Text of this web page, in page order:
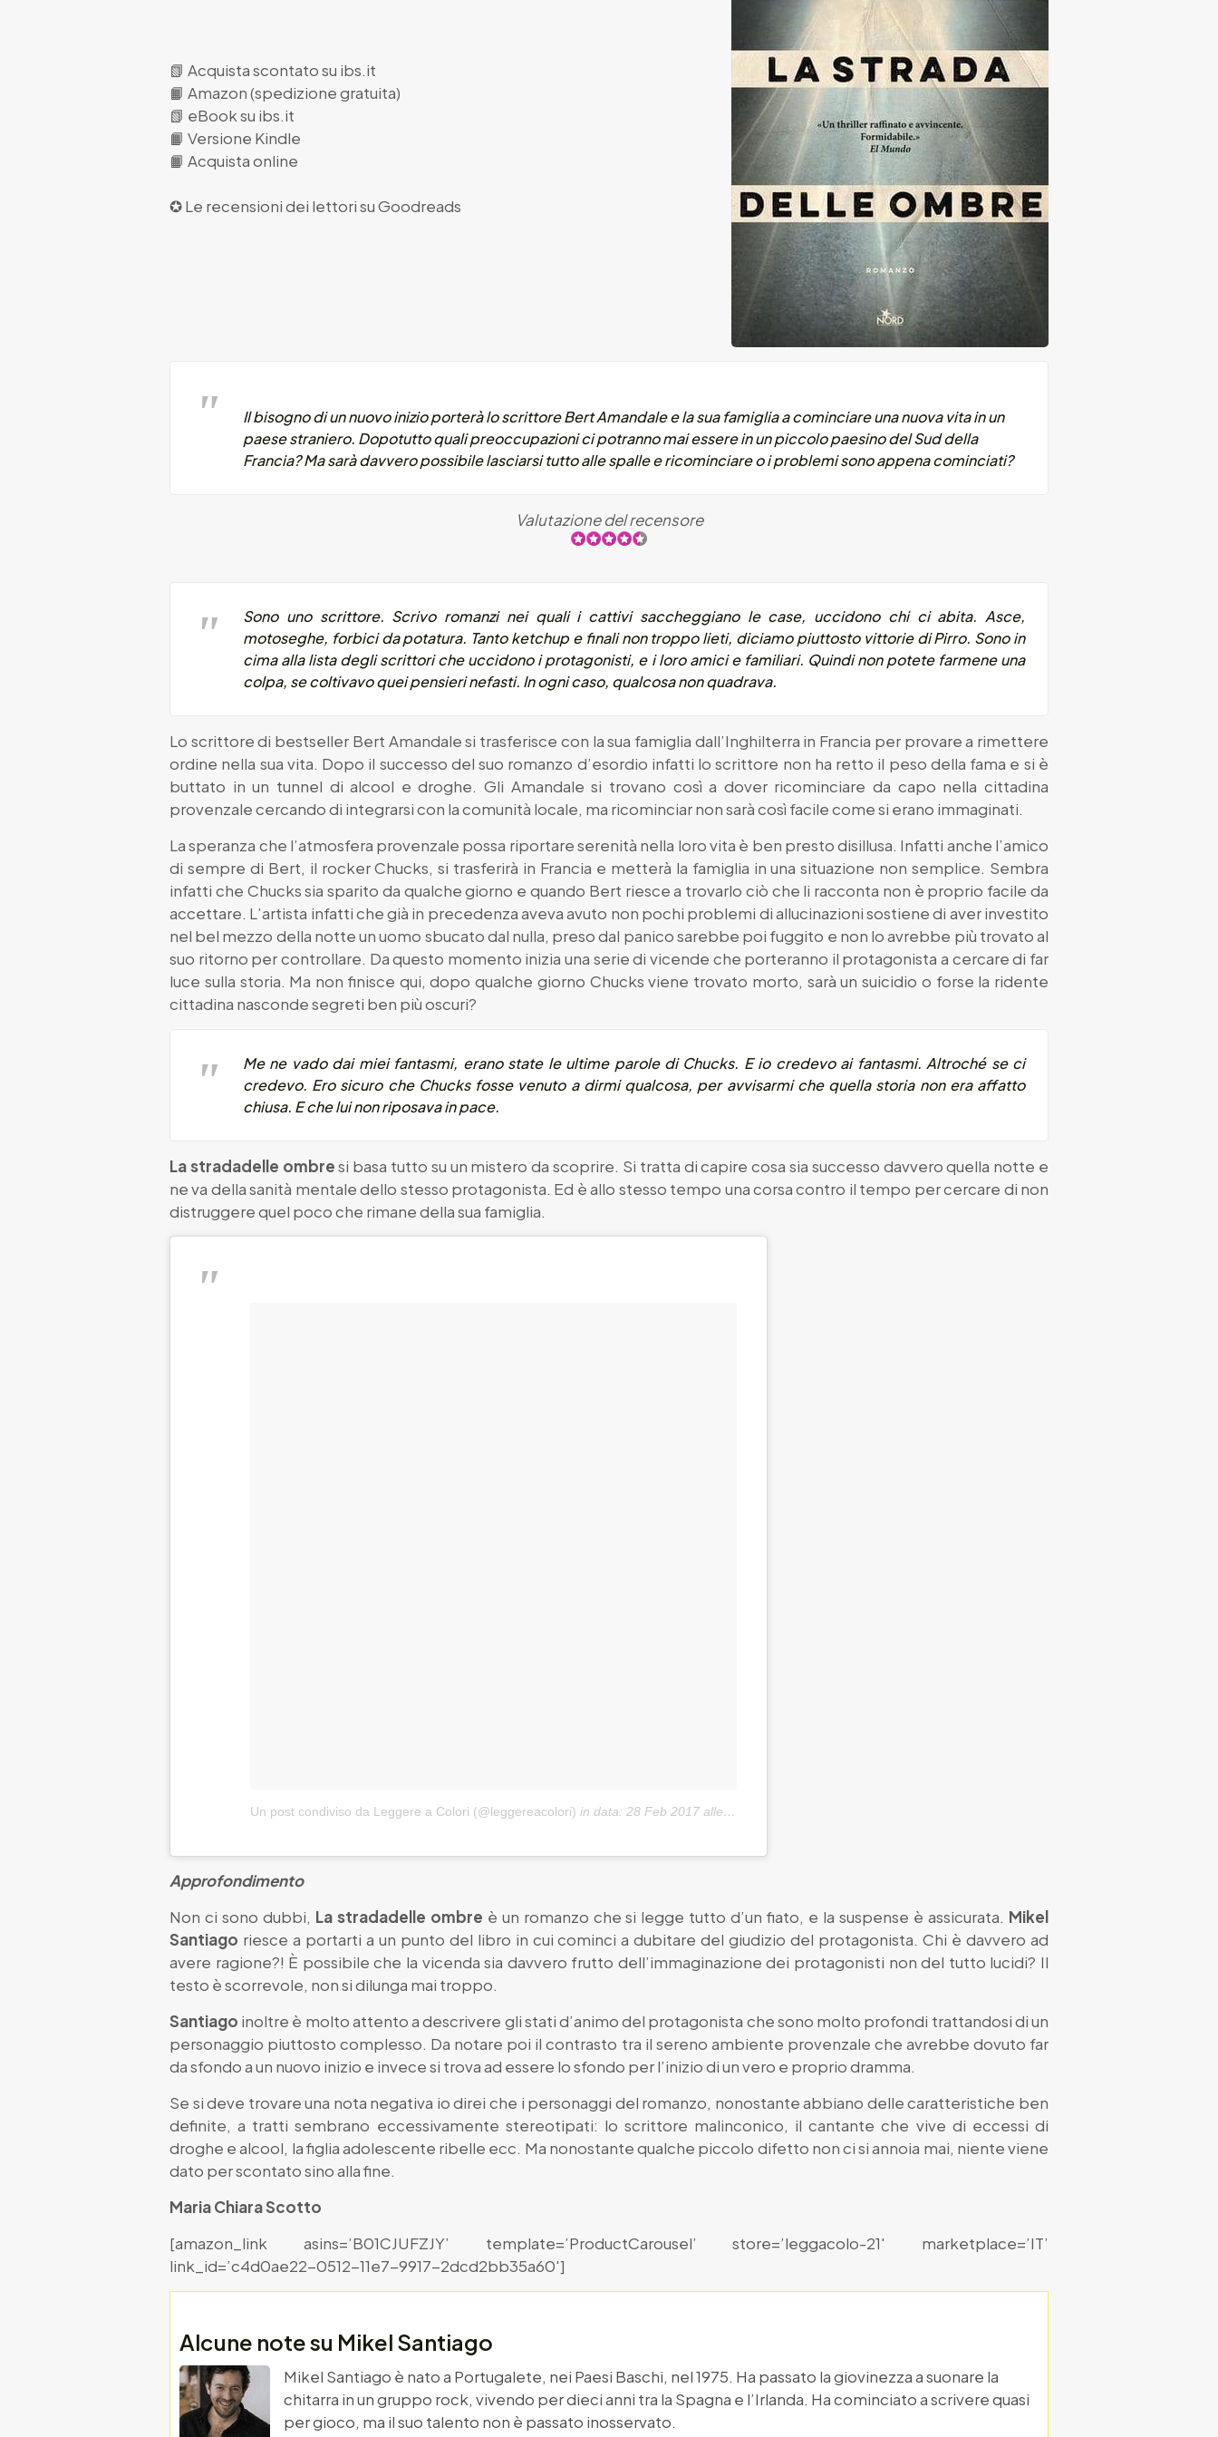
📗 Acquista scontato su ibs.it
📙 Amazon (spedizione gratuita)
📗 eBook su ibs.it
📙 Versione Kindle
📙 Acquista online
✪ Le recensioni dei lettori suGoodreads
Il bisogno di un nuovo inizio porterà lo scrittore Bert Amandale e la sua famiglia a cominciare una nuova vita in un
paese straniero. Dopotutto quali preoccupazioni ci potranno mai essere in un piccolo paesino del Sud della
Francia? Ma sarà davvero possibile lasciarsi tutto alle spalle e ricominciare o i problemi sono appena cominciati?
Valutazione del recensore
Sono uno scrittore. Scrivo romanzi nei quali i cattivi saccheggiano le case, uccidono chi ci abita. Asce,
motoseghe, forbici da potatura. Tanto ketchup e finali non troppo lieti, diciamo piuttosto vittorie di Pirro. Sono in
cima alla lista degli scrittori che uccidono i protagonisti, e i loro amici e familiari. Quindi non potete farmene una
colpa, se coltivavo quei pensieri nefasti. In ogni caso, qualcosa non quadrava.
Lo scrittore di bestseller Bert Amandale si trasferisce con la sua famiglia dall’Inghilterra in Francia per provare a rimettere
ordine nella sua vita. Dopo il successo del suo romanzo d’esordio infatti lo scrittore non ha retto il peso della fama e si è
buttato in un tunnel di alcool e droghe. Gli Amandale si trovano così a dover ricominciare da capo nella cittadina
provenzale cercando di integrarsi con la comunità locale, ma ricominciar non sarà così facile come si erano immaginati.
La speranza che l’atmosfera provenzale possa riportare serenità nella loro vita è ben presto disillusa. Infatti anche l’amico
di sempre di Bert, il rocker Chucks, si trasferirà in Francia e metterà la famiglia in una situazione non semplice. Sembra
infatti che Chucks sia sparito da qualche giorno e quando Bert riesce a trovarlo ciò che li racconta non è proprio facile da
accettare. L’artista infatti che già in precedenza aveva avuto non pochi problemi di allucinazioni sostiene di aver investito
nel bel mezzo della notte un uomo sbucato dal nulla, preso dal panico sarebbe poi fuggito e non lo avrebbe più trovato al
suo ritorno per controllare. Da questo momento inizia una serie di vicende che porteranno il protagonista a cercare di far
luce sulla storia. Ma non finisce qui, dopo qualche giorno Chucks viene trovato morto, sarà un suicidio o forse la ridente
cittadina nasconde segreti ben più oscuri?
Me ne vado dai miei fantasmi, erano state le ultime parole di Chucks. E io credevo ai fantasmi. Altroché se ci
credevo. Ero sicuro che Chucks fosse venuto a dirmi qualcosa, per avvisarmi che quella storia non era affatto
chiusa. E che lui non riposava in pace.
La stradadelle ombresi basa tutto su un mistero da scoprire. Si tratta di capire cosa sia successo davvero quella notte e
ne va della sanità mentale dello stesso protagonista. Ed è allo stesso tempo una corsa contro il tempo per cercare di non
distruggere quel poco che rimane della sua famiglia.
Un post condiviso da Leggere a Colori (@leggereacolori) in data: 28 Feb 2017 alle ore 12:03 PST
Approfondimento
Non ci sono dubbi, La stradadelle ombre è un romanzo che si legge tutto d’un fiato, e la suspense è assicurata. Mikel
Santiago riesce a portarti a un punto del libro in cui cominci a dubitare del giudizio del protagonista. Chi è davvero ad
avere ragione?! È possibile che la vicenda sia davvero frutto dell’immaginazione dei protagonisti non del tutto lucidi? Il
testo è scorrevole, non si dilunga mai troppo.
Santiago inoltre è molto attento a descrivere gli stati d’animo del protagonista che sono molto profondi trattandosi di un
personaggio piuttosto complesso. Da notare poi il contrasto tra il sereno ambiente provenzale che avrebbe dovuto far
da sfondo a un nuovo inizio e invece si trova ad essere lo sfondo per l’inizio di un vero e proprio dramma.
Se si deve trovare una nota negativa io direi che i personaggi del romanzo, nonostante abbiano delle caratteristiche ben
definite, a tratti sembrano eccessivamente stereotipati: lo scrittore malinconico, il cantante che vive di eccessi di
droghe e alcool, la figlia adolescente ribelle ecc. Ma nonostante qualche piccolo difetto non ci si annoia mai, niente viene
dato per scontato sino alla fine.
Maria Chiara Scotto
[amazon_link asins=’B01CJUFZJY’ template=’ProductCarousel’ store=’leggacolo-21′ marketplace=’IT’
link_id=’c4d0ae22-0512-11e7-9917-2dcd2bb35a60′]
Alcune note su Mikel Santiago
Mikel Santiago è nato a Portugalete, nei Paesi Baschi, nel 1975. Ha passato la giovinezza a suonare la
chitarra in un gruppo rock, vivendo per dieci anni tra la Spagna e l’Irlanda. Ha cominciato a scrivere quasi
per gioco, ma il suo talento non è passato inosservato.